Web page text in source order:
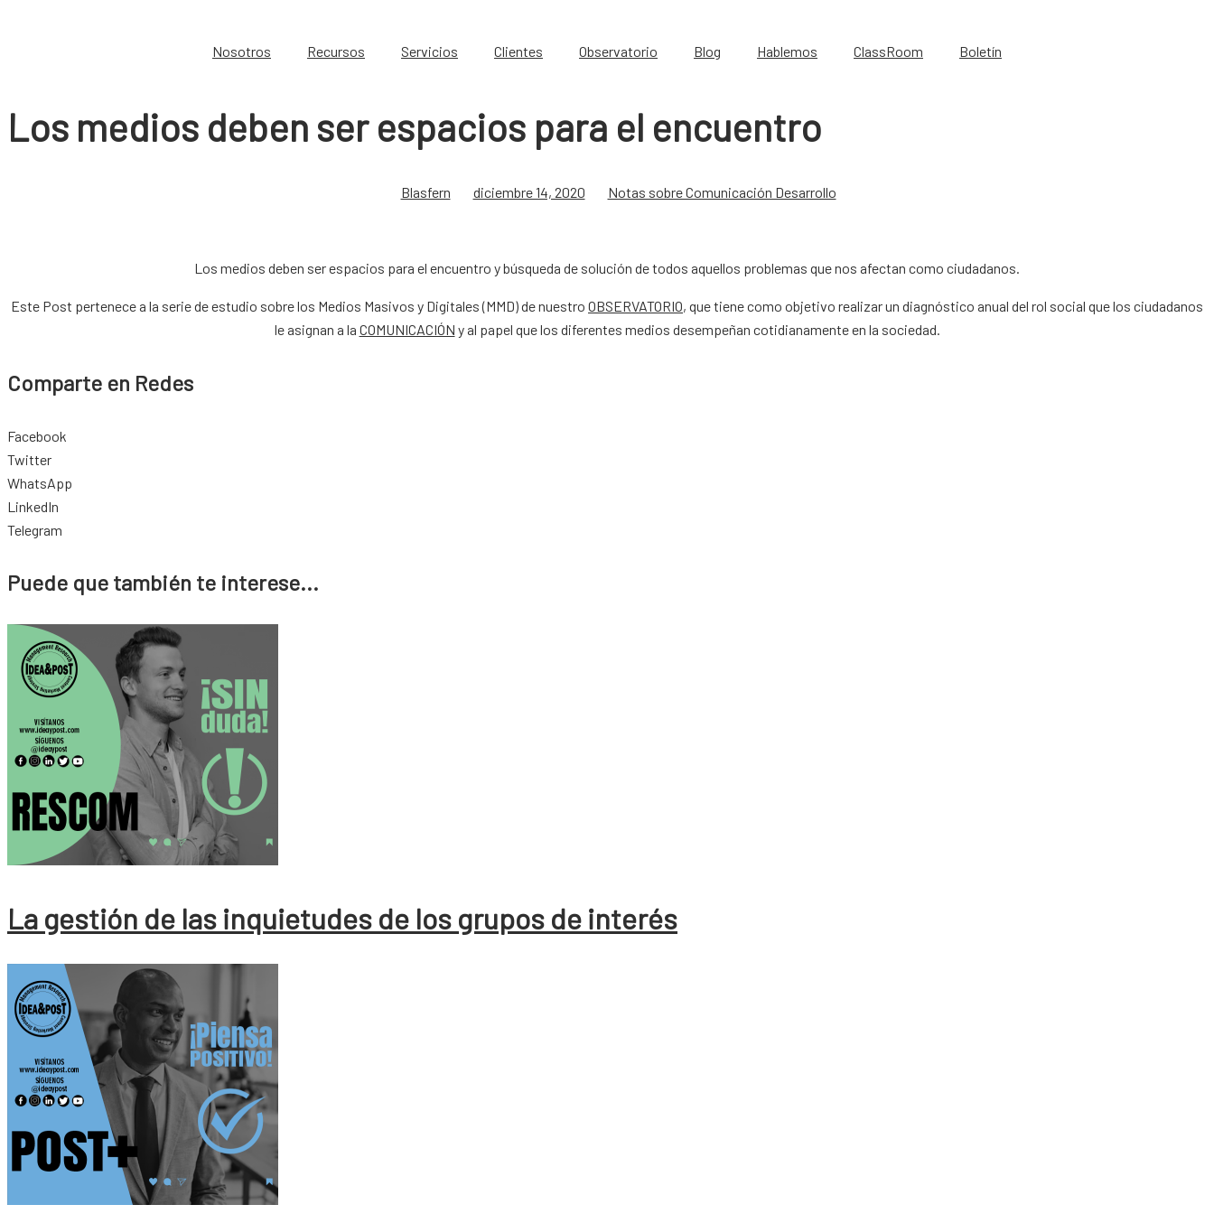
Nosotros Recursos Servicios Clientes Observatorio Blog Hablemos ClassRoom Boletín
Los medios deben ser espacios para el encuentro
Blasfern diciembre 14, 2020 Notas sobre Comunicación Desarrollo
Los medios deben ser espacios para el encuentro y búsqueda de solución de todos aquellos problemas que nos afectan como ciudadanos.
Este Post pertenece a la serie de estudio sobre los Medios Masivos y Digitales (MMD) de nuestro OBSERVATORIO, que tiene como objetivo realizar un diagnóstico anual del rol social que los ciudadanos
le asignan a la COMUNICACIÓN y al papel que los diferentes medios desempeñan cotidianamente en la sociedad.
Comparte en Redes
Facebook
Twitter
WhatsApp
LinkedIn
Telegram
Puede que también te interese...
La gestión de las inquietudes de los grupos de interés